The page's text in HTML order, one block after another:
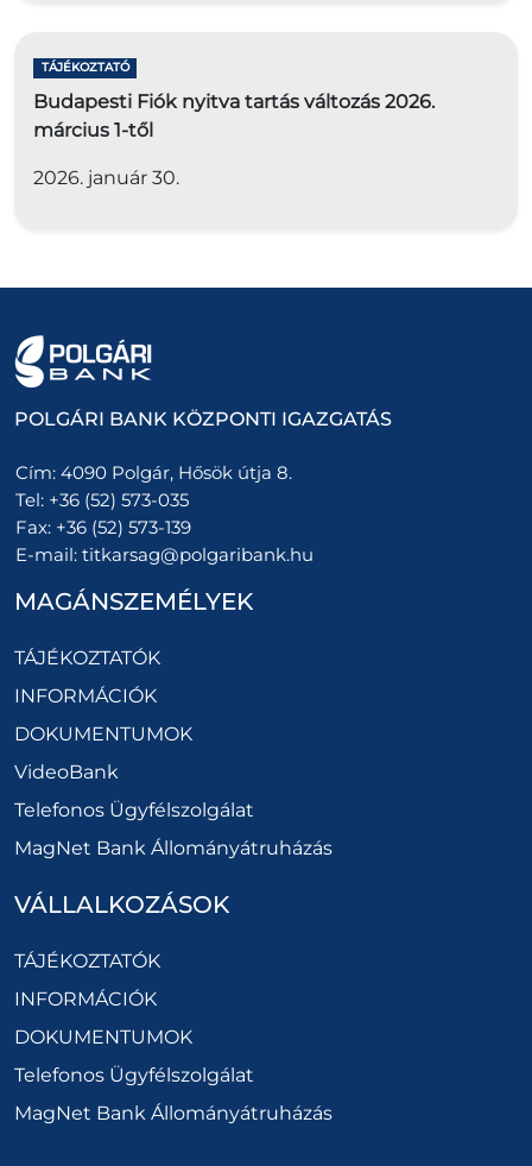
TÁJÉKOZTATÓ
Budapesti Fiók nyitva tartás változás 2026.
március 1-től
2026. január 30.
POLGÁRI BANK KÖZPONTI IGAZGATÁS
Cím: 4090 Polgár, Hősök útja 8.
Tel: +36 (52) 573-035
Fax: +36 (52) 573-139
E-mail: titkarsag@polgaribank.hu
MAGÁNSZEMÉLYEK
TÁJÉKOZTATÓK
INFORMÁCIÓK
DOKUMENTUMOK
VideoBank
Telefonos Ügyfélszolgálat
MagNet Bank Állományátruházás
VÁLLALKOZÁSOK
TÁJÉKOZTATÓK
INFORMÁCIÓK
DOKUMENTUMOK
Telefonos Ügyfélszolgálat
MagNet Bank Állományátruházás